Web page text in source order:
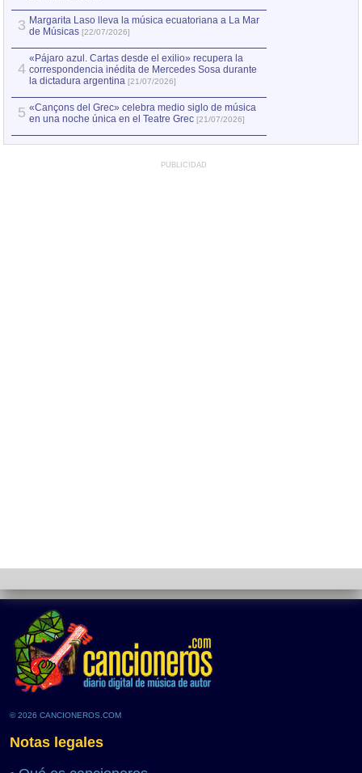
3 Margarita Laso lleva la música ecuatoriana a La Mar
de Músicas [22/07/2026]
4
«Pájaro azul. Cartas desde el exilio» recupera la
correspondencia inédita de Mercedes Sosa durante
la dictadura argentina [21/07/2026]
5 «Cançons del Grec» celebra medio siglo de música
en una noche única en el Teatre Grec [21/07/2026]
PUBLICIDAD
© 2026 CANCIONEROS.COM
Notas legales